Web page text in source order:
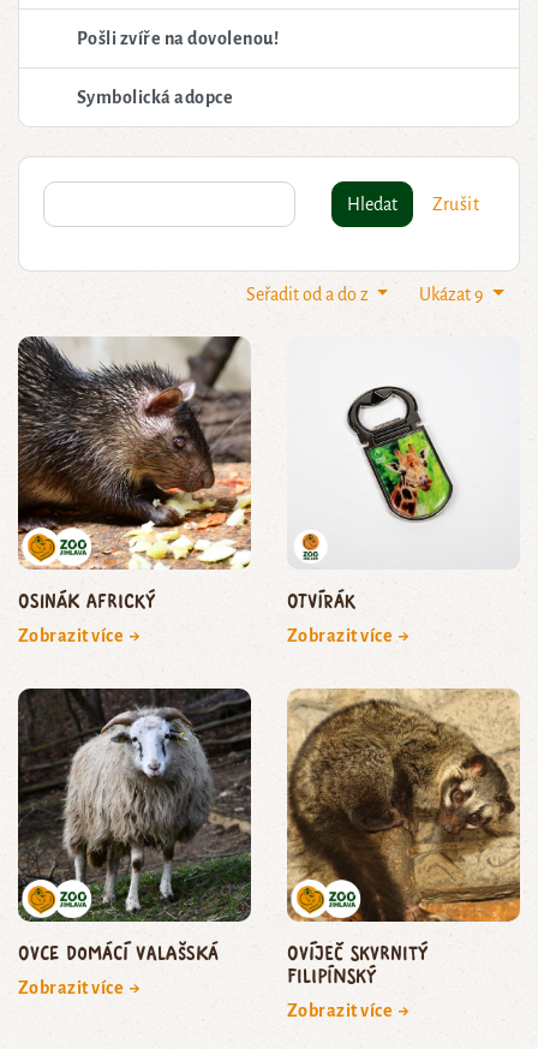
Pošli zvíře na dovolenou!
Symbolická adopce
Hledat Zrušit
Ukázat 9
Seřadit od a do z
osinák africký
Zobrazit více →
Otvírák
Zobrazit více →
ovce domácí valašská
Zobrazit více →
ovíječ skvrnitý
filipínský
Zobrazit více →